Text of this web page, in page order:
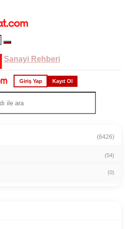
Sanayi Rehberi
Giriş Yap Kayıt Ol
(6426)
(54)
(0)